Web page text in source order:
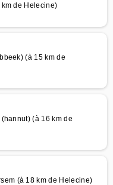
km de Helecine)
(à 15 km de
(à 16 km de
(à 18 km de Helecine)